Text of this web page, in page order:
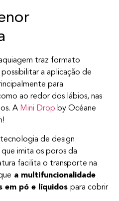
traz formato
a aplicação de
para
ao redor dos lábios, nas
A Mini Drop by Océane
tecnologia de design
imita os poros da
facilita o transporte na
a multifuncionalidade
em pó e líquidos para cobrir